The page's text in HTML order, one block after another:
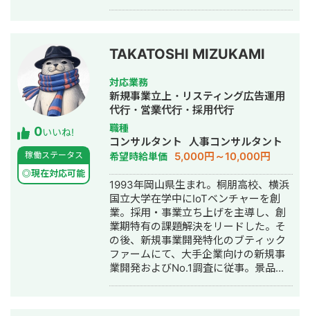
績 --- ※2024年6月現在の継続案件 ・
スカウトメール代行 → 71法人契約
中 ・新規面談獲得代行 → 33法人契
約中 ・採用コンサルティング → 28
法人契約中 ・採用HP運用 → 19法人
契約中 --- その他実績 --- ・職業紹
介 → 累計 2,900名面談（有資格者
のみ） ・Ｍ＆Ａ仲介 → 累計 31件成
約
0いいね!
稼働ステータス
◎現在対応可能
TAKATOSHI MIZUKAMI
対応業務
新規事業立上・リスティング広告運用
代行・営業代行・採用代行
職種
コンサルタント 人事コンサルタント
希望時給単価 5,000円～10,000円
1993年岡山県生まれ。桐朋高校、横浜
国立大学在学中にIoTベンチャーを創
業。採用・事業立ち上げを主導し、創
業期特有の課題解決をリードした。そ
の後、新規事業開発特化のブティック
ファームにて、大手企業向けの新規事
業開発およびNo.1調査に従事。景品表